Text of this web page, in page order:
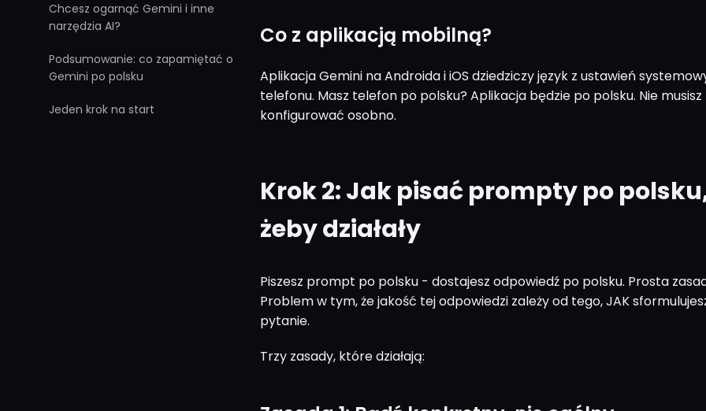
Chcesz ogarnąć Gemini i inne
narzędzia AI?
Podsumowanie: co zapamiętać o
Gemini po polsku
Jeden krok na start
Co z aplikacją mobilną?
Aplikacja Gemini na Androida i iOS dziedziczy język z ustawień
telefonu. Masz telefon po polsku? Aplikacja będzie po polsku. Nie musisz
konfigurować osobno.
Krok 2: Jak pisać prompty po
żeby działały
Piszesz prompt po polsku - dostajesz odpowiedź po polsku. Prosta
Problem w tym, że jakość tej odpowiedzi zależy od tego, JAK
pytanie.
Trzy zasady, które działają: